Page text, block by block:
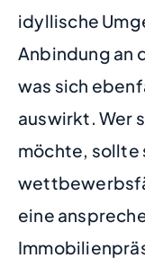
idyllische
Anbindung an
was sich
auswirkt. Wer
möchte, sollte
eine